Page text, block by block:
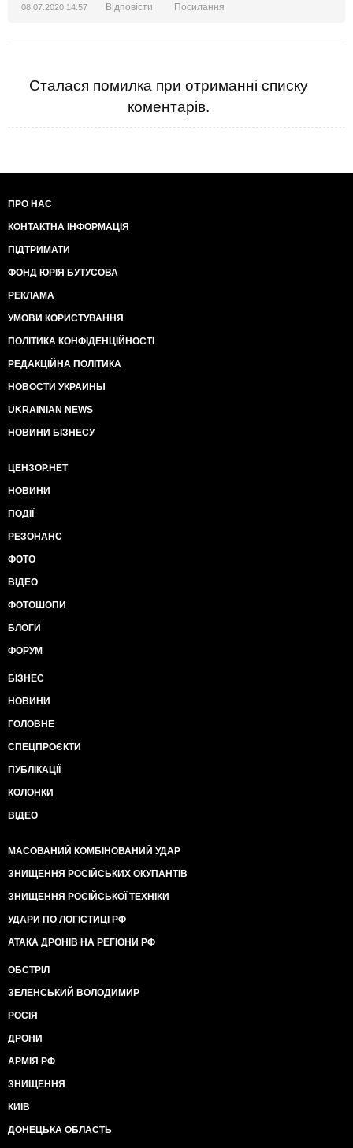
08.07.2020 14:57 Відповісти Посилання
Сталася помилка при отриманні списку
коментарів.
ПРО НАС
КОНТАКТНА ІНФОРМАЦІЯ
ПІДТРИМАТИ
ФОНД ЮРІЯ БУТУСОВА
РЕКЛАМА
УМОВИ КОРИСТУВАННЯ
ПОЛІТИКА КОНФІДЕНЦІЙНОСТІ
РЕДАКЦІЙНА ПОЛІТИКА
НОВОСТИ УКРАИНЫ
UKRAINIAN NEWS
НОВИНИ БІЗНЕСУ
ЦЕНЗОР.НЕТ
НОВИНИ
ПОДІЇ
РЕЗОНАНС
ФОТО
ВІДЕО
ФОТОШОПИ
БЛОГИ
ФОРУМ
БІЗНЕС
НОВИНИ
ГОЛОВНЕ
СПЕЦПРОЄКТИ
ПУБЛІКАЦІЇ
КОЛОНКИ
ВІДЕО
МАСОВАНИЙ КОМБІНОВАНИЙ УДАР
ЗНИЩЕННЯ РОСІЙСЬКИХ ОКУПАНТІВ
ЗНИЩЕННЯ РОСІЙСЬКОЇ ТЕХНІКИ
УДАРИ ПО ЛОГІСТИЦІ РФ
АТАКА ДРОНІВ НА РЕГІОНИ РФ
ОБСТРІЛ
ЗЕЛЕНСЬКИЙ ВОЛОДИМИР
РОСІЯ
ДРОНИ
АРМІЯ РФ
ЗНИЩЕННЯ
КИЇВ
ДОНЕЦЬКА ОБЛАСТЬ